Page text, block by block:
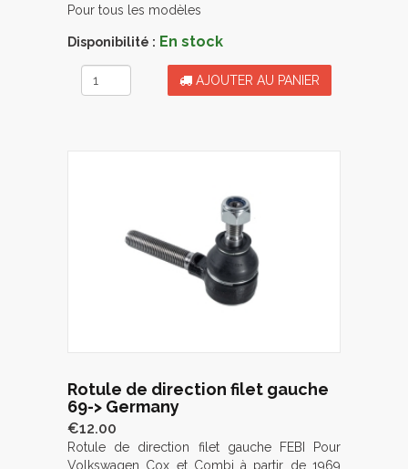
Pour tous les modèles
Disponibilité : En stock
AJOUTER AU PANIER
Rotule de direction filet gauche
69-> Germany
€12.00
Rotule de direction filet gauche FEBI Pour
Volkswagen Cox et Combi à partir de 1969